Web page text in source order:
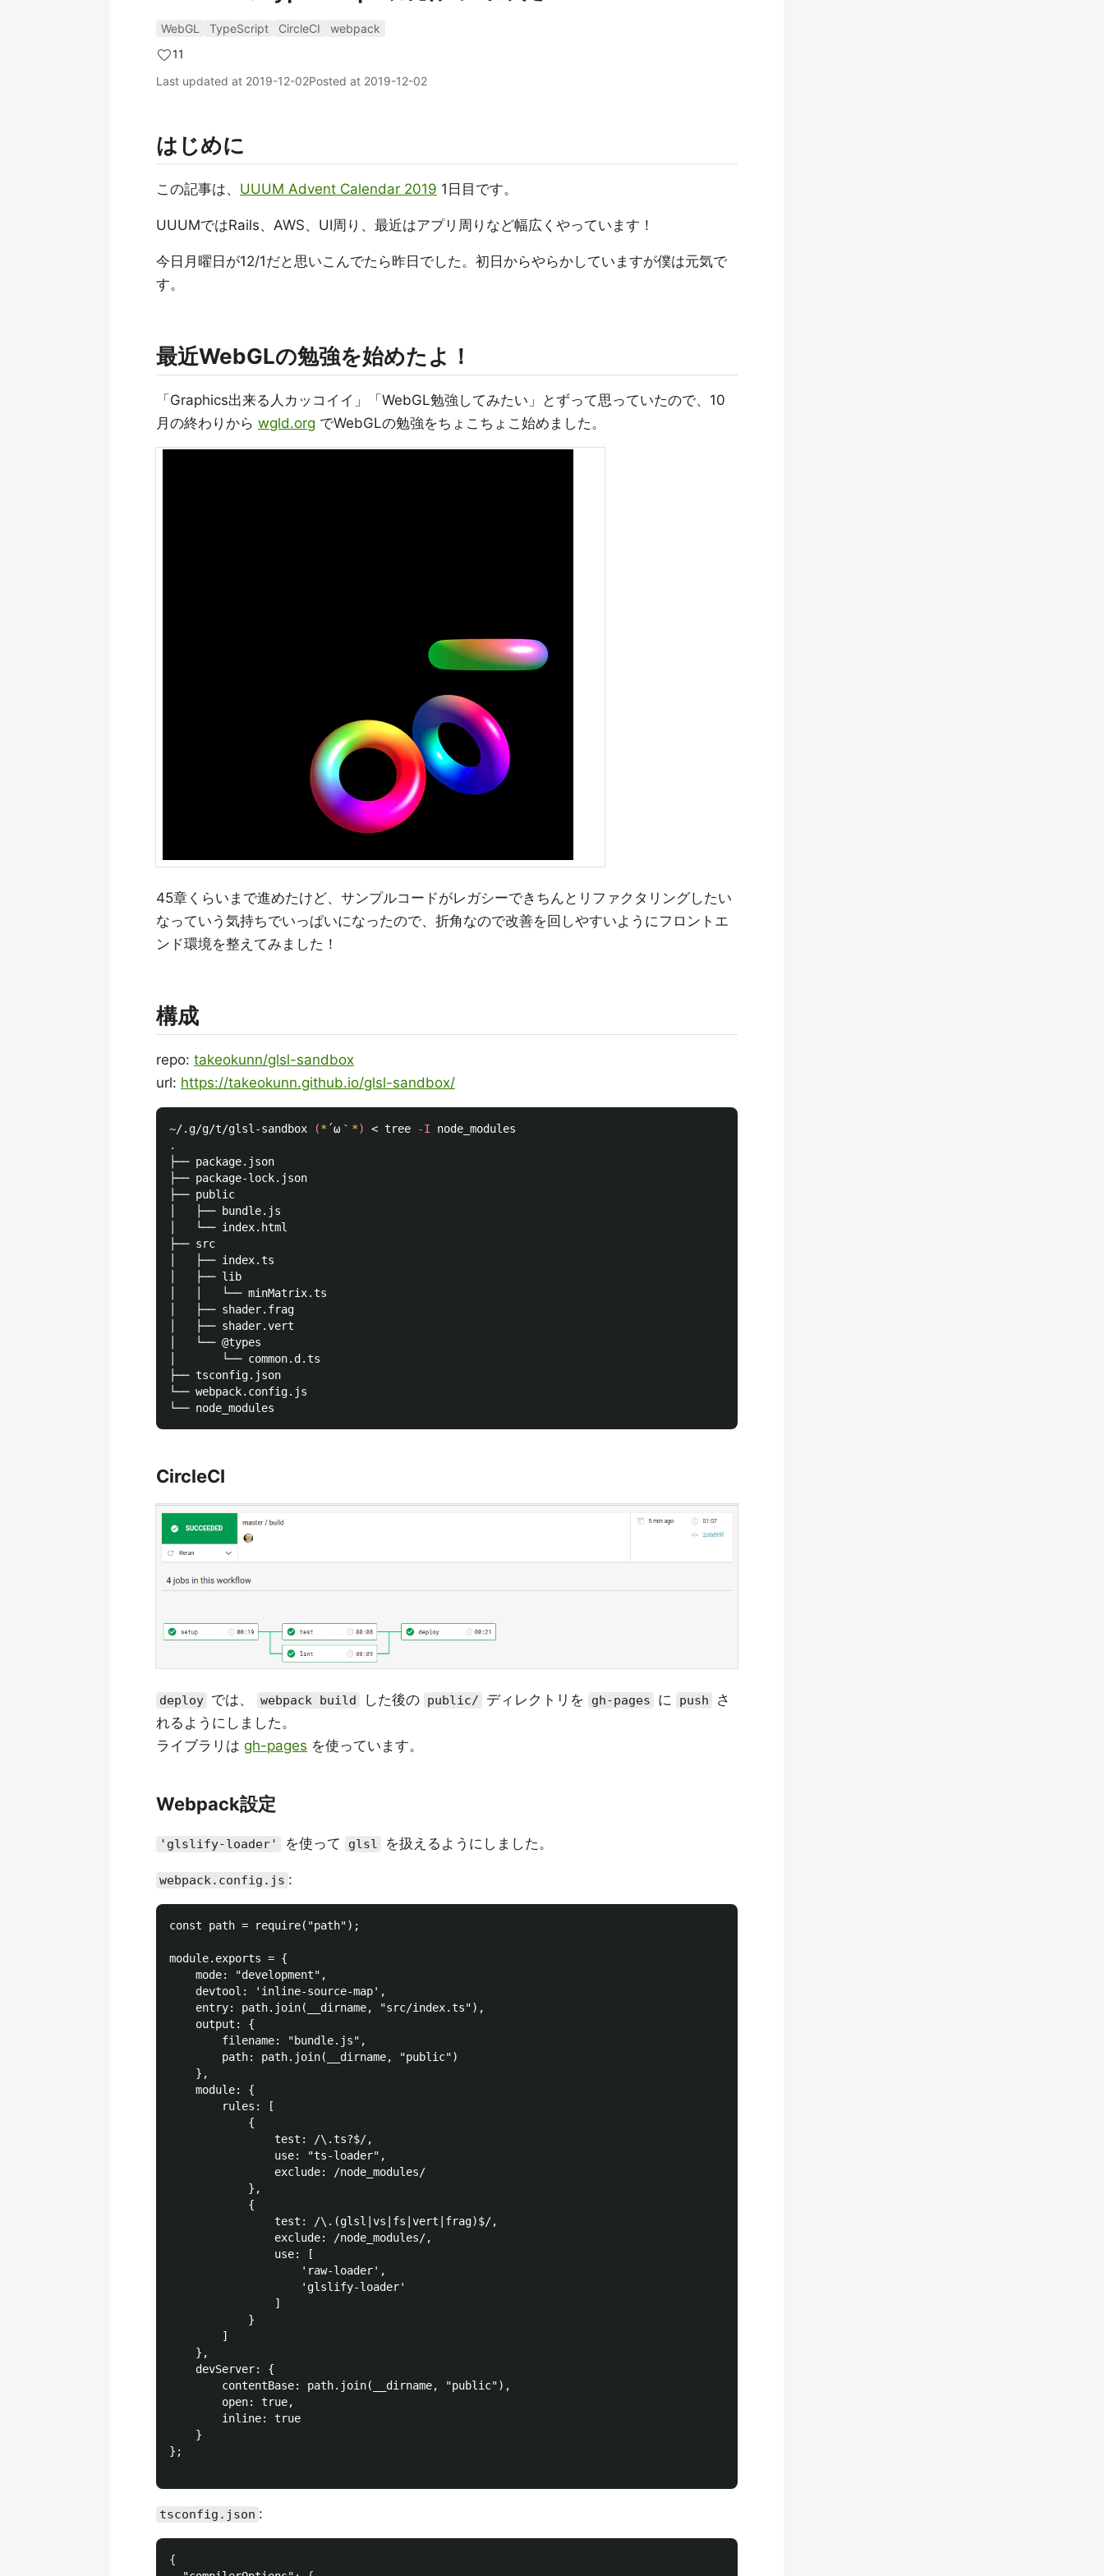
WebGL TypeScript CircleCI
webpack
11
Last updated at 2019-12-02Posted at 2019-12-02
はじめに
この記事は、 UUUM Advent Calendar 2019 1日目です。
UUUMではRails、AWS、UI周り、最近はアプリ周りなど幅広くやっています！
今日月曜日が12/1だと思いこんでたら昨日でした。初日からやらかしていますが僕は元気で
す。
最近WebGLの勉強を始めたよ！
「Graphics出来る人カッコイイ」「WebGL勉強してみたい」とずって思っていたので、10
月の終わりから wgld.org でWebGLの勉強をちょこちょこ始めました。
45章くらいまで進めたけど、サンプルコードがレガシーできちんとリファクタリングしたい
なっていう気持ちでいっぱいになったので、折角なので改善を回しやすいようにフロントエ
ンド環境を整えてみました！
構成
repo: takeokunn/glsl-sandbox
url: https://takeokunn.github.io/glsl-sandbox/
~/.g/g/t/glsl-sandbox (* ´ω｀ *) < tree -I
.
├── package.json
├── package-lock.json
├── public
│   ├── bundle.js
│   └── index.html
├── src
│   ├── index.ts
│   ├── lib
│   │   └── minMatrix.ts
│   ├── shader.frag
│   ├── shader.vert
│   └── @types
│       └── common.d.ts
├── tsconfig.json
└── webpack.config.js
CircleCI
deploy では、 webpack build した後の public/ ディレクトリを gh-pages に push
さ
れるようにしました。
ライブラリは gh-pages を使っています。
Webpack設定
'glslify-loader' を使って glsl を扱えるようにしました。
webpack.config.js :
const path = require("path");
module.exports = {
    mode: "development",
    devtool: 'inline-source-map',
    entry: path.join(__dirname, "src/index.ts"),
    output: {
        filename: "bundle.js",
        path: path.join(__dirname, "public")
    },
    module: {
        rules: [
            {
                test: /\.ts?$/,
                use: "ts-loader",
                exclude: /node_modules/
            },
            {
                test: /\.(glsl|vs|fs|vert|frag)$/,
                exclude: /node_modules/,
                use: [
                    'raw-loader',
                    'glslify-loader'
                ]
            }
        ]
    },
    devServer: {
        contentBase: path.join(__dirname, "public"),
        open: true,
        inline: true
    }
};
tsconfig.json :
{